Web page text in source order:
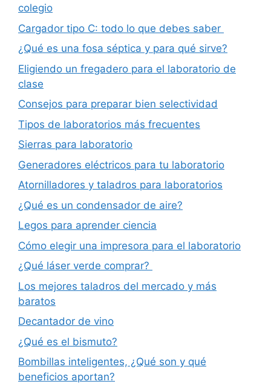
colegio
Cargador tipo C: todo lo que debes saber
¿Qué es una fosa séptica y para qué sirve?
Eligiendo un fregadero para el laboratorio de
clase
Consejos para preparar bien selectividad
Tipos de laboratorios más frecuentes
Sierras para laboratorio
Generadores eléctricos para tu laboratorio
Atornilladores y taladros para laboratorios
¿Qué es un condensador de aire?
Legos para aprender ciencia
Cómo elegir una impresora para el laboratorio
¿Qué láser verde comprar?
Los mejores taladros del mercado y más
baratos
Decantador de vino
¿Qué es el bismuto?
Bombillas inteligentes, ¿Qué son y qué
beneficios aportan?